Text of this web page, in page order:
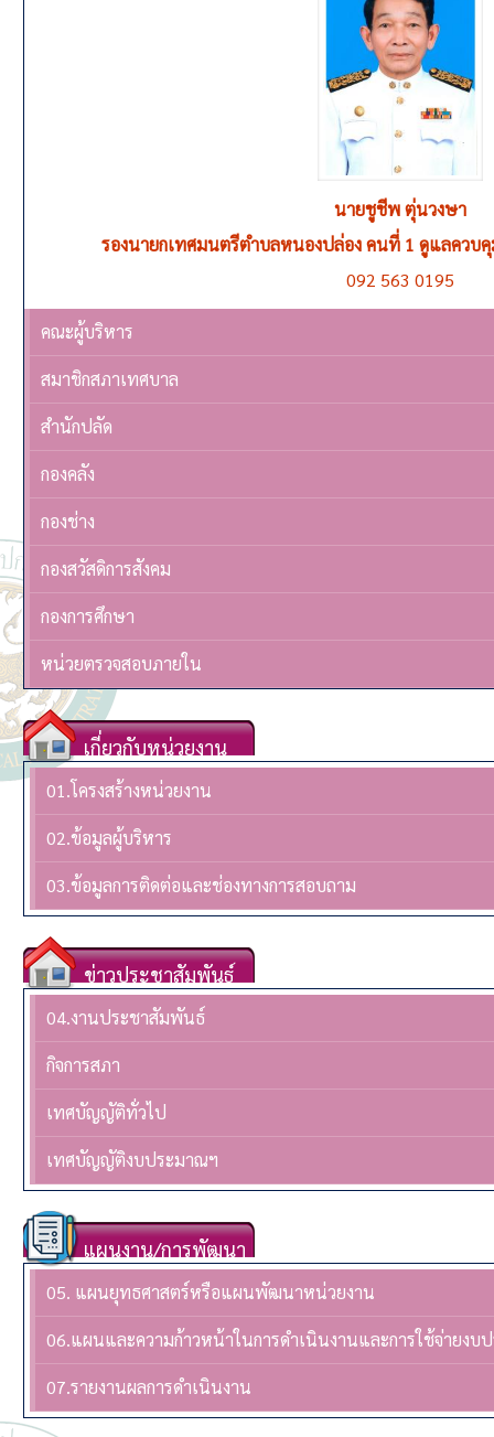
นายชูชีพ ตุ่นวงษา
รองนายกเทศมนตรีตำบลหนองปล่อง คนที่ 1 ดูแลควบ
092 563 0195
คณะผู้บริหาร
สมาชิกสภาเทศบาล
สำนักปลัด
กองคลัง
กองช่าง
กองสวัสดิการสังคม
กองการศึกษา
หน่วยตรวจสอบภายใน
เกี่ยวกับหน่วยงาน
01.โครงสร้างหน่วยงาน
02.ข้อมูลผู้บริหาร
03.ข้อมูลการติดต่อและช่องทางการสอบถาม
ข่าวประชาสัมพันธ์
04.งานประชาสัมพันธ์
กิจการสภา
เทศบัญญัติทั่วไป
เทศบัญญัติงบประมาณฯ
แผนงาน/การพัฒนา
05. แผนยุทธศาสตร์หรือแผนพัฒนาหน่วยงาน
06.แผนและความก้าวหน้าในการดำเนินงานและการใช้จ่ายงบ
07.รายงานผลการดำเนินงาน